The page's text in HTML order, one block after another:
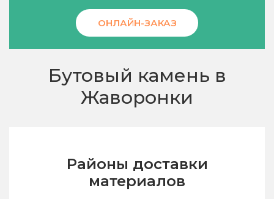
ОНЛАЙН-ЗАКАЗ
Бутовый камень в
Жаворонки
Районы доставки
материалов